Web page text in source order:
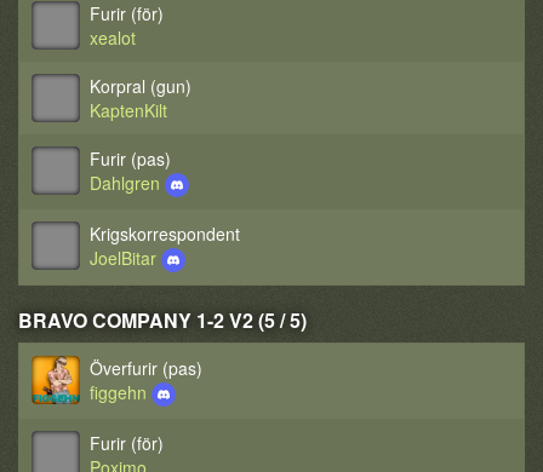
Furir (för)
xealot
Korpral (gun)
KaptenKilt
Furir (pas)
Dahlgren
Krigskorrespondent
JoelBitar
BRAVO COMPANY 1-2 V2 (5 / 5)
Överfurir (pas)
figgehn
Furir (för)
Poximo